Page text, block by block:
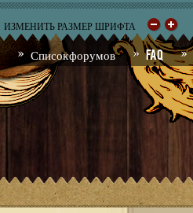
ИЗМЕНИТЬ РАЗМЕР ШРИФТА
Список форумов FAQ